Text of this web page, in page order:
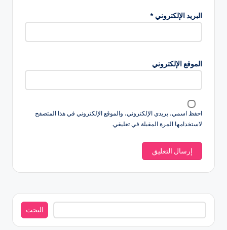
البريد الإلكتروني *
الموقع الإلكتروني
احفظ اسمي، بريدي الإلكتروني، والموقع الإلكتروني في هذا المتصفح
لاستخدامها المرة المقبلة في تعليقي.
البحث
البحث